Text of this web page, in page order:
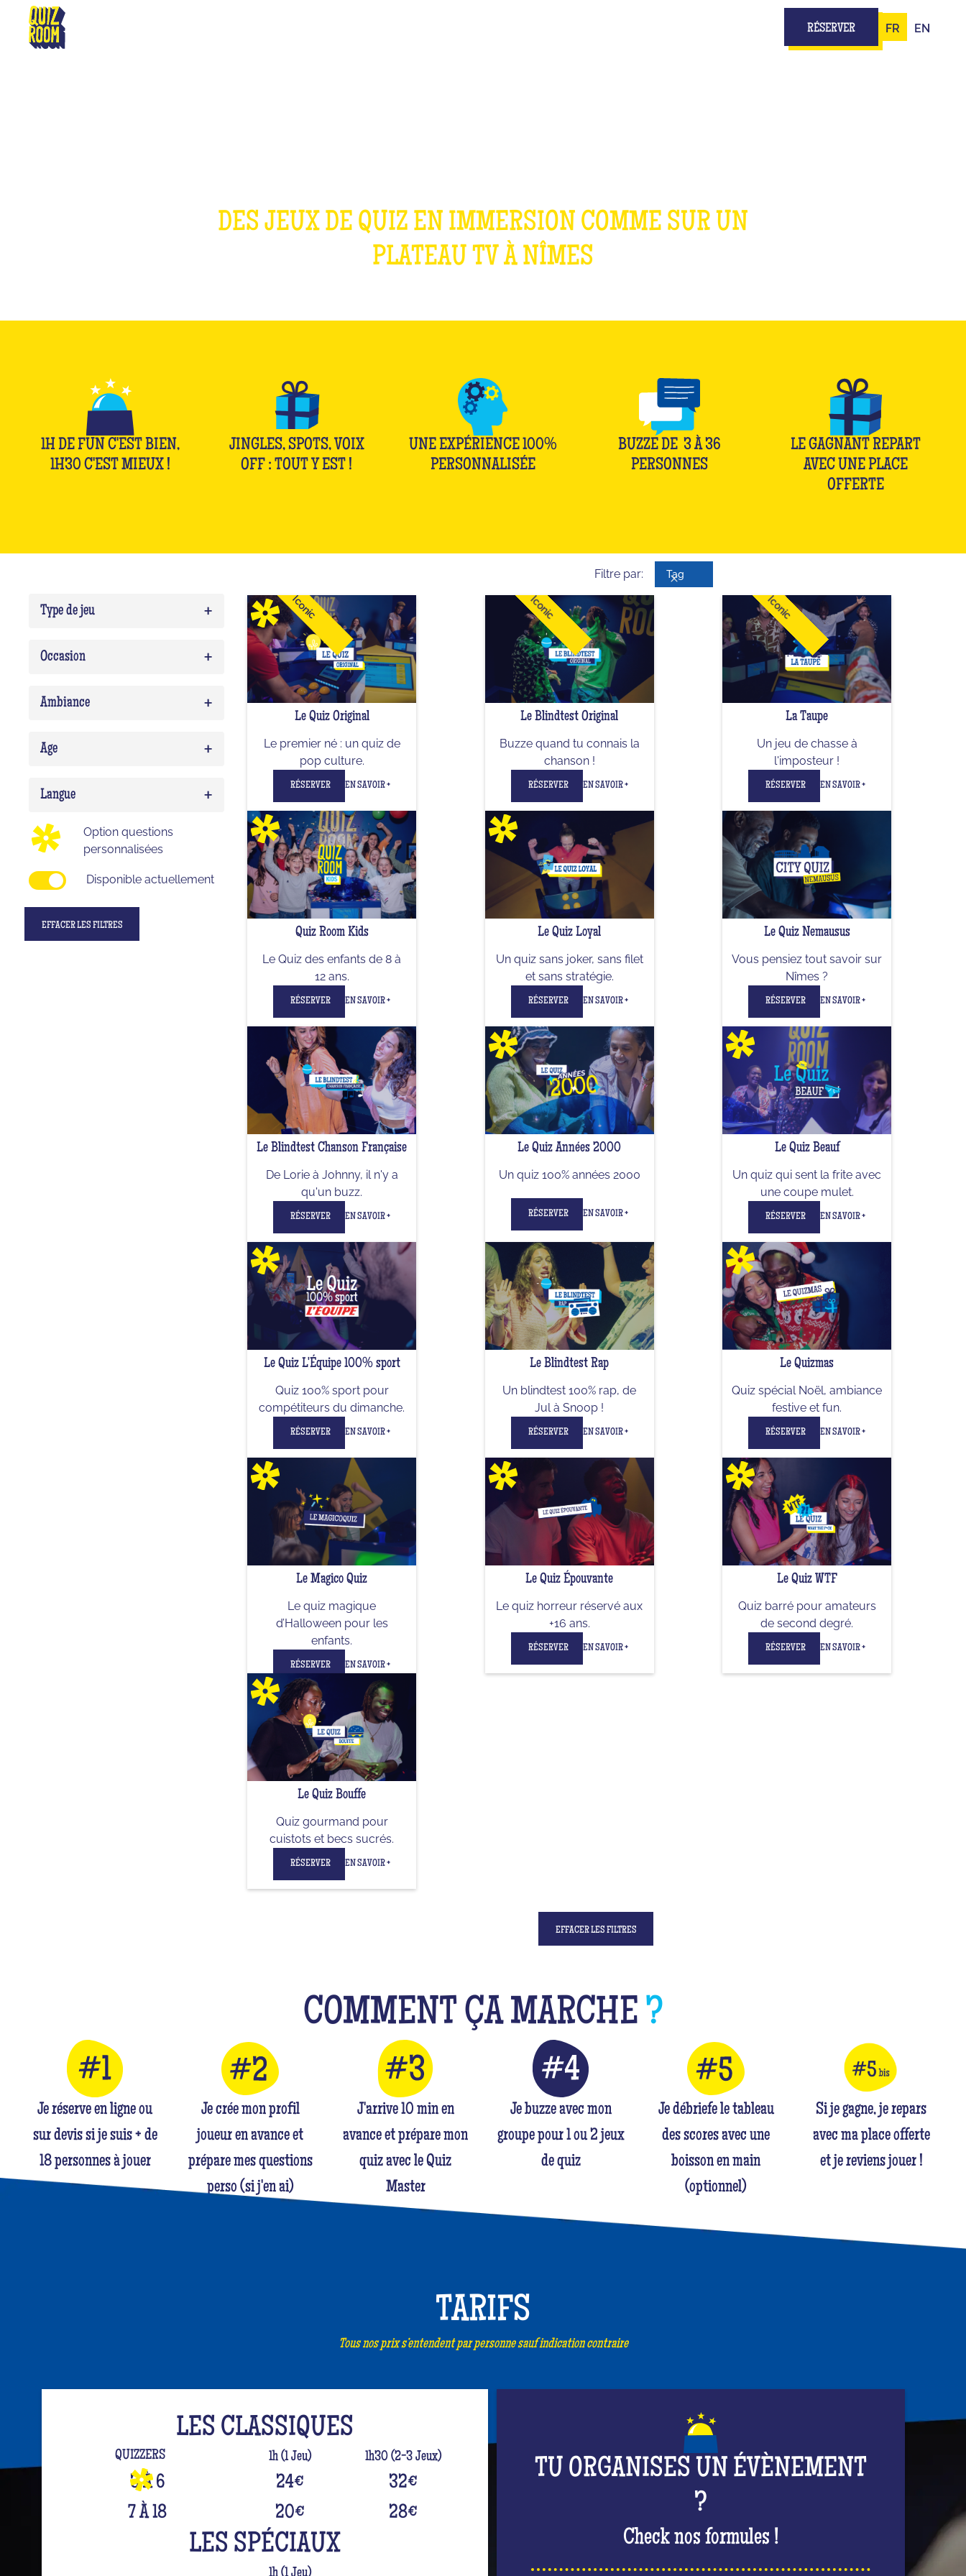
RÉSERVER FR EN
DES JEUX DE QUIZ EN IMMERSION COMME SUR UN
PLATEAU TV À NÎMES
1H DE FUN C'EST BIEN,
1H30 C'EST MIEUX !
JINGLES, SPOTS, VOIX
OFF : TOUT Y EST !
UNE EXPÉRIENCE 100%
PERSONNALISÉE
BUZZE DE 3À 36
PERSONNES
LE GAGNANT REPART
AVEC UNE PLACE
OFFERTE
Type de jeu +
Occasion +
0
Ambiance +
Impostor 0
Age +
Adulte
Langue +
Option questions
personnalisées
Disponible actuellement
EFFACER LES FILTRES
Filtre par: Tag
Iconic
Le Quiz Original
Le premier né : un quiz de
pop culture.
RÉSERVER EN SAVOIR +
Iconic
Le Blindtest Original
Buzze quand tu connais la
chanson !
RÉSERVER EN SAVOIR +
Iconic
La Taupe
Un jeu de chasse à
l'imposteur !
RÉSERVER EN SAVOIR +
Quiz Room Kids
Le Quiz des enfants de 8 à
12 ans.
RÉSERVER EN SAVOIR +
Le Quiz Loyal
Un quiz sans joker, sans filet
et sans stratégie.
RÉSERVER EN SAVOIR +
Le Quiz Nemausus
Vous pensiez tout savoir sur
Nîmes ?
RÉSERVER EN SAVOIR +
Le Blindtest Chanson Française
De Lorie à Johnny, il n'y a
qu'un buzz.
RÉSERVER EN SAVOIR +
Le Quiz Années 2000
Un quiz 100% années 2000
RÉSERVER EN SAVOIR +
Le Quiz Beauf
Un quiz qui sent la frite avec
une coupe mulet.
RÉSERVER EN SAVOIR +
Le Quiz L'Équipe 100% sport
Quiz 100% sport pour
compétiteurs du dimanche.
RÉSERVER EN SAVOIR +
Le Blindtest Rap
Un blindtest 100% rap, de
Jul à Snoop !
RÉSERVER EN SAVOIR +
Le Quizmas
Quiz spécial Noël, ambiance
festive et fun.
RÉSERVER EN SAVOIR +
Le Magico Quiz
Le quiz magique
d’Halloween pour les
enfants.
RÉSERVER EN SAVOIR +
Le Quiz Épouvante
Le quiz horreur réservé aux
+16 ans.
RÉSERVER EN SAVOIR +
Le Quiz WTF
Quiz barré pour amateurs
de second degré.
RÉSERVER EN SAVOIR +
Le Quiz Bouffe
Quiz gourmand pour
cuistots et becs sucrés.
RÉSERVER EN SAVOIR +
EFFACER LES FILTRES
COMMENT ÇA MARCHE ?
Je réserve en ligne ou
sur devis si je suis + de
18 personnes à jouer
Je crée mon profil
joueur en avance et
prépare mes questions
perso (si j'en ai)
J'arrive 10 min en
avance et prépare mon
quiz avec le Quiz
Master
Je buzze avec mon
groupe pour 1 ou 2 jeux
de quiz
Je débriefe le tableau
des scores avec une
boisson en main
(optionnel)
Si je gagne, je repars
avec ma place offerte
et je reviens jouer !
TARIFS
Tous nos prix s’entendent par personne sauf indication contraire
LES CLASSIQUES
QUIZZERS 1h (1 Jeu) 1h30 (2-3 Jeux)
3 À 6 24€ 32€
7 À 18
20€ 28€
LES SPÉCIAUX
TU ORGANISES UN ÉVÈNEMENT
?
Check nos formules !